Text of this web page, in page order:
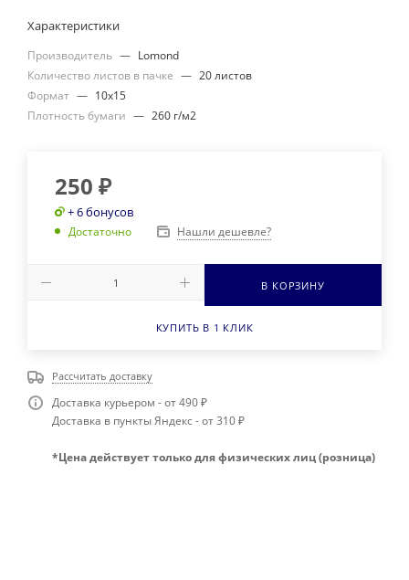
Характеристики
Производитель — Lomond
Количество листов в пачке — 20 листов
Формат — 10x15
Плотность бумаги — 260 г/м2
250 ₽
+ 6 бонусов
Достаточно Нашли дешевле?
В КОРЗИНУ
КУПИТЬ В 1 КЛИК
Рассчитать доставку
Доставка курьером - от 490 ₽
Доставка в пункты Яндекс - от 310 ₽
*Цена действует только для физических лиц (розница)